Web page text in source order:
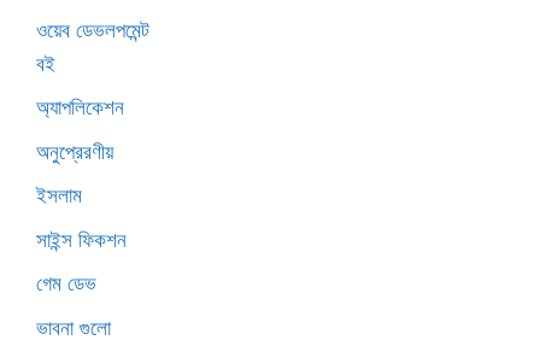
ওয়েব ডেভলপমেন্ট
বই
অ্যাপলিকেশন
অনুপ্রেরণীয়
ইসলাম
সাইন্স ফিকশন
গেম ডেভ
ভাবনা গুলো